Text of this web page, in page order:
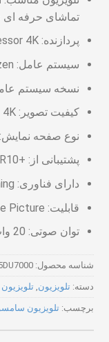
تماشای حرفه ای
پردازنده: Crystal Processor 4K
سیستم عامل: Tizen
نسخه سیستم
کیفیت تصویر: 4K
نوع صفحه نمایش:Crystal UHD
پشتیبانی از: +HLG/HDR10
دارای فناوری: Supreme UHD Dimming
قابلیت: Adaptive Picture
توان صوتی: 20 وات
شناسه محصول:
دسته: تلویزیون,
برچسب: تلویزیون سامسونگ